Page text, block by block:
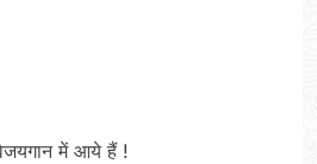
में आये हैं !